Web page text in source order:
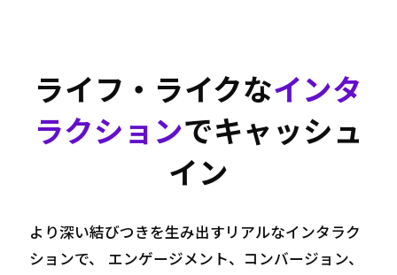
ライフ・ライクなインタ
ラクションでキャッシュ
イン
より深い結びつきを生み出すリアルなインタラク
ションで、
エンゲージメント、コンバージョン、